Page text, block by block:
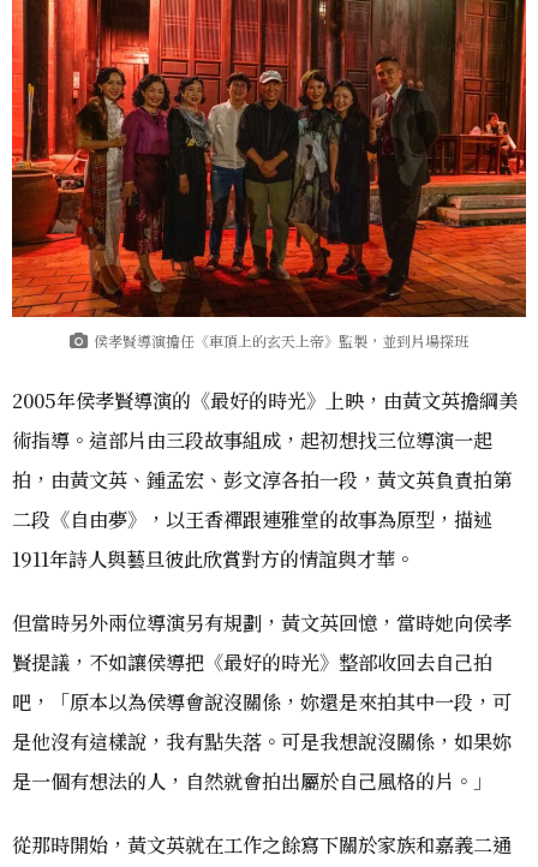
侯孝賢導演擔任《車頂上的玄天上帝》監製，並到片場探班
2005年侯孝賢導演的《最好的時光》上映，由黃文英擔綱美
術指導。這部片由三段故事組成，起初想找三位導演一起
拍，由黃文英、鍾孟宏、彭文淳各拍一段，黃文英負責拍第
二段《自由夢》，以王香禪跟連雅堂的故事為原型，描述
1911年詩人與藝旦彼此欣賞對方的情誼與才華。
但當時另外兩位導演另有規劃，黃文英回憶，當時她向侯孝
賢提議，不如讓侯導把《最好的時光》整部收回去自己拍
吧，「原本以為侯導會說沒關係，妳還是來拍其中一段，可
是他沒有這樣說，我有點失落。可是我想說沒關係，如果妳
是一個有想法的人，自然就會拍出屬於自己風格的片。」
從那時開始，黃文英就在工作之餘寫下關於家族和嘉義二通